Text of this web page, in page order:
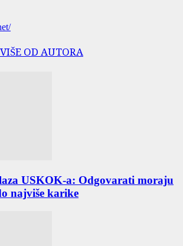
VIŠE OD AUTORA
USKOK-a: Odgovarati moraju
najviše karike